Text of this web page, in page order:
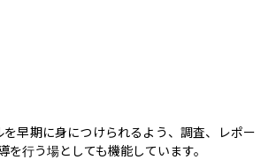
早期に身につけられるよう、調査、レポー
行う場としても機能しています。